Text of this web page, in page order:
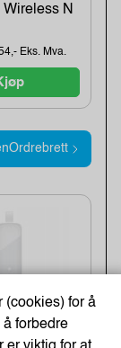
N
Eks. Mva.
(cookies) for å
forbedre